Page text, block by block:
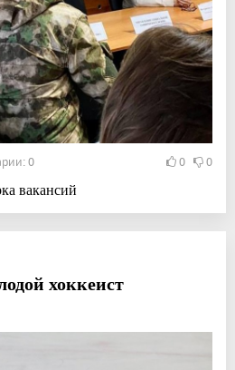
0 0 0
вакансий
хоккеист